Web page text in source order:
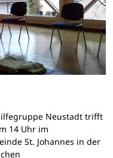
Neustadt trifft
14 Uhr im
St. Johannes in der